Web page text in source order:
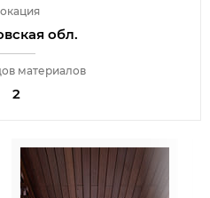
обл.
материалов
2